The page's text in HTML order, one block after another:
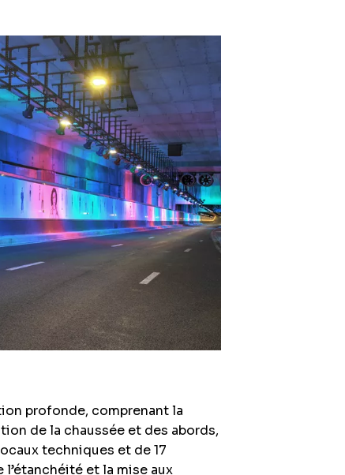
profonde, comprenant la
de la chaussée et des abords,
techniques et de 17
et la mise aux